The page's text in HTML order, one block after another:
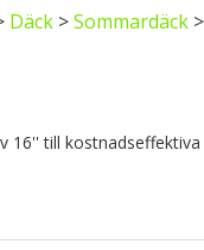
Däck >Sommardäck >
till